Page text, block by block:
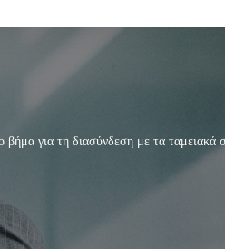
για τη διασύνδεση με τα ταμειακά